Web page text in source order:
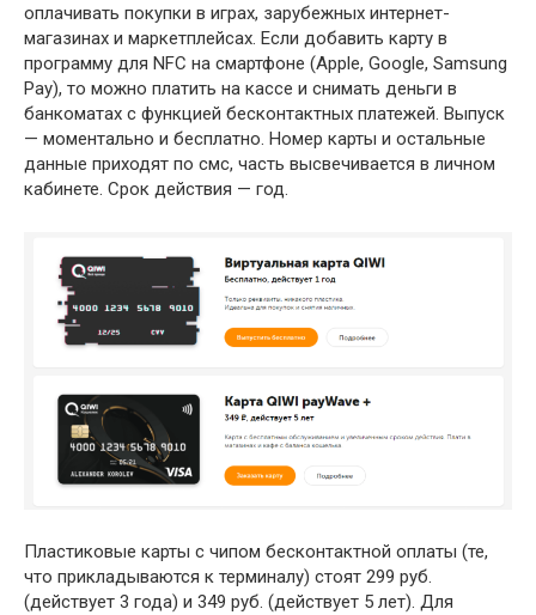
оплачивать покупки в играх, зарубежных интернет-
магазинах и маркетплейсах. Если добавить карту в
программу для NFC на смартфоне (Apple, Google, Samsung
Pay), то можно платить на кассе и снимать деньги в
банкоматах с функцией бесконтактных платежей. Выпуск
— моментально и бесплатно. Номер карты и остальные
данные приходят по смс, часть высвечивается в личном
кабинете. Срок действия — год.
Пластиковые карты с чипом бесконтактной оплаты (те,
что прикладываются к терминалу) стоят 299 руб.
(действует 3 года) и 349 руб. (действует 5 лет). Для